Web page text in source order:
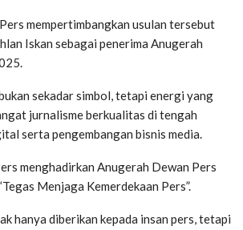
mempertimbangkan usulan tersebut
Iskan sebagai penerima Anugerah
sekadar simbol, tetapi energi yang
jurnalisme berkualitas di tengah
serta pengembangan bisnis media.
menghadirkan Anugerah Dewan Pers
Menjaga Kemerdekaan Pers”.
hanya diberikan kepada insan pers, tetapi